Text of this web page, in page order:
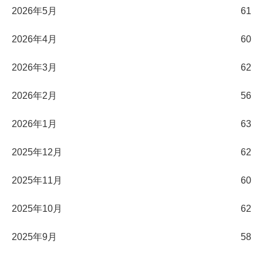
2026年5月 61
2026年4月 60
2026年3月 62
2026年2月 56
2026年1月 63
2025年12月 62
2025年11月 60
2025年10月 62
2025年9月 58